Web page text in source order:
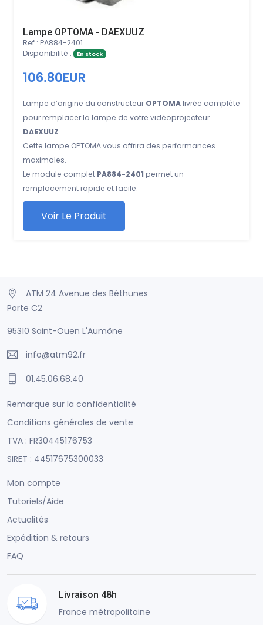
Lampe OPTOMA - DAEXUUZ
Ref : PA884-2401
Disponibilité :
En stock
106.80EUR
Lampe d’origine du constructeur OPTOMAlivrée complète
pour remplacer la lampe de votre vidéoprojecteur
DAEXUUZ.
Cette lampe OPTOMA vous offrira des performances
maximales.
Le module complet PA884-2401 permet un
remplacement rapide et facile.
Voir Le Produit
ATM 24 Avenue des Béthunes
Porte C2
95310 Saint-Ouen L'Aumône
info@atm92.fr
01.45.06.68.40
Remarque sur la confidentialité
Conditions générales de vente
TVA : FR30445176753
SIRET : 44517675300033
Mon compte
Tutoriels/Aide
Actualités
Expédition & retours
FAQ
Livraison 48h
France métropolitaine